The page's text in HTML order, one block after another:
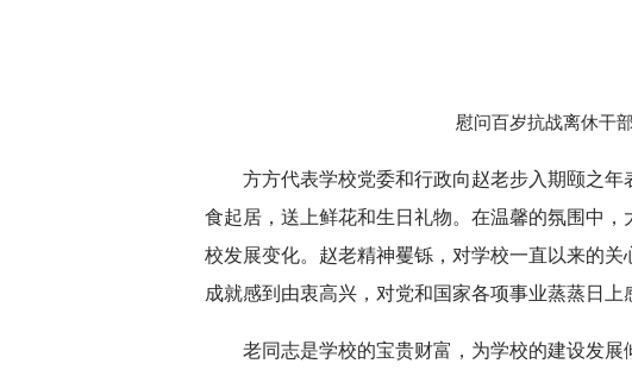
慰问百岁抗战离休干
方方代表学校党委和行政向赵老步入期颐之
食起居，送上鲜花和生日礼物。在温馨的氛围中
校发展变化。赵老精神矍铄，对学校一直以来的
成就感到由衷高兴，对党和国家各项事业蒸蒸日上
老同志是学校的宝贵财富，为学校的建设发